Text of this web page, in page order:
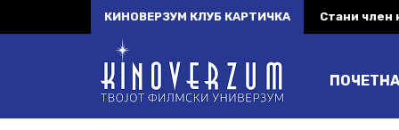
КИНОВЕРЗУМ КЛУБ КАРТИЧКА Стани член
ПОЧЕТНА